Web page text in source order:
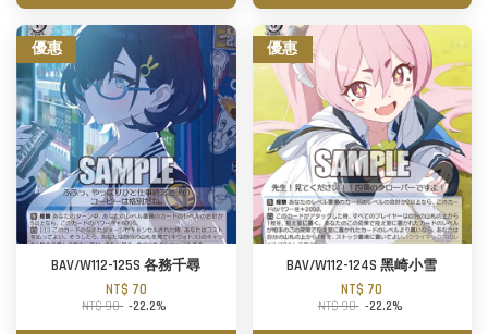
優惠
BAV/W112-125S 各務千尋
NT$ 70
NT$ 90 -22.2%
優惠
BAV/W112-124S 黑崎小雪
NT$ 70
NT$ 90 -22.2%